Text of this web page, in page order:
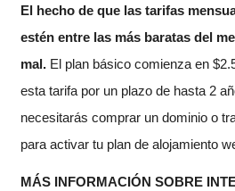
El hecho de que las tarifas
estén entre las más baratas del
mal. El plan básico comienza en $
esta tarifa por un plazo de hasta 2
necesitarás comprar un dominio o
para activar tu plan de alojamiento
MÁS INFORMACIÓN SOBRE